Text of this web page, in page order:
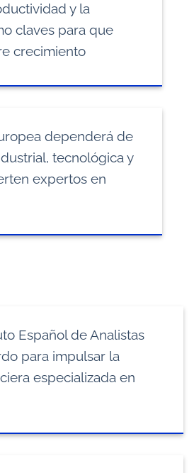
y la
claves para que
crecimiento
dependerá de
tecnológica y
expertos en
Español de Analistas
para impulsar la
especializada en